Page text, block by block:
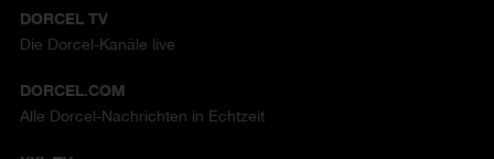
DORCEL TV
Die Dorcel-Kanäle live
DORCEL.COM
Alle Dorcel-Nachrichten in Echtzeit